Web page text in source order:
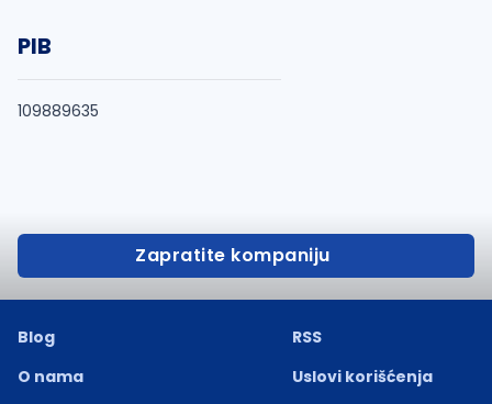
PIB
109889635
Zapratite kompaniju
Blog
O nama
RSS
Uslovi korišćenja